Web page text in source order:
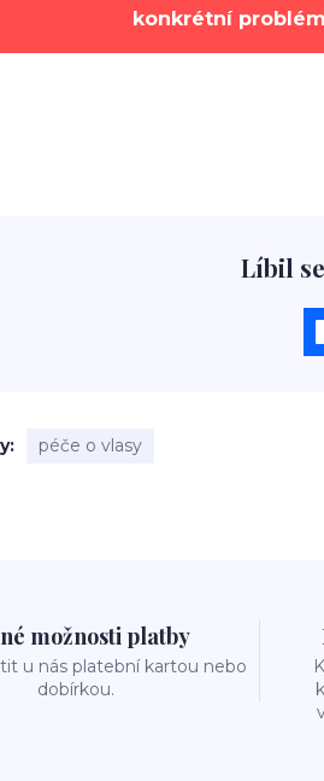
konkrétní
Líbil
péče o vlasy
možnosti platby
u nás platební kartou nebo
dobírkou.